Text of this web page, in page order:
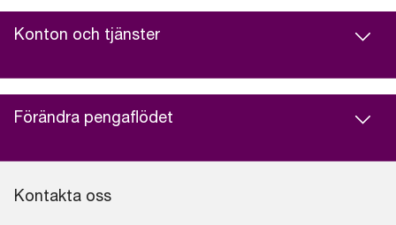
Konton och tjänster
Förändra pengaflödet
Kontakta oss